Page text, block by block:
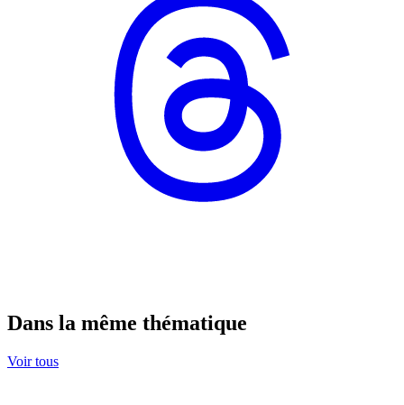
Dans la même thématique
Voir tous